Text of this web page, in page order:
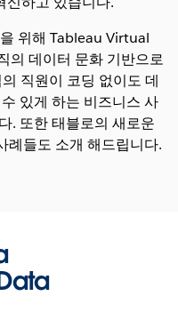
위해 Tableau Virtual
의 데이터 문화 기반으로
직원이 코딩 없이도 데
있게 하는 비즈니스 사
. 또한 태블로의 새로운
례들도 소개 해드립니다.